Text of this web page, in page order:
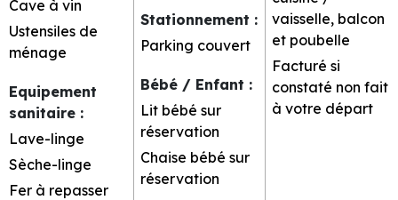
Cave à vin
Ustensiles de
ménage
Equipement
sanitaire :
Lave-linge
Sèche-linge
Fer à repasser
Stationnement :
Parking couvert
Bébé / Enfant :
Lit bébé sur
réservation
Chaise bébé sur
réservation
vaisselle, balcon
et poubelle
Facturé si
constaté non fait
à votre départ